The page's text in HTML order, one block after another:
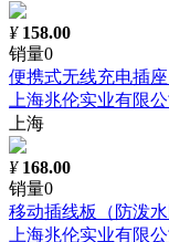
¥ 158.00
销量0
便携式无线充电插
上海兆伦实业有限公
上海
¥ 168.00
销量0
移动插线板（防泼
上海兆伦实业有限公